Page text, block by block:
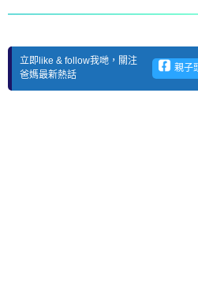
立即like & follow我哋，關注
爸媽最新熱話
親子